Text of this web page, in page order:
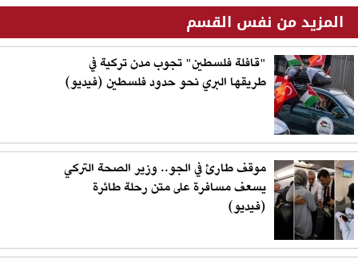
المزيد من نفس القسم
"قافلة فلسطين" تجوب مدن تركية في
طريقها البري نحو حدود فلسطين (فيديو)
موقف طارئ في الجو.. وزير الصحة التركي
يسعف مسافرة على متن رحلة طائرة
(فيديو)